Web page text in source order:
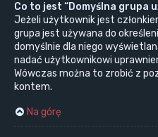
Co to jest “Domyślna grupa
Jeżeli użytkownik jest
grupa jest używana do
domyślnie dla niego
nadać użytkownikowi
Wówczas można to zrobić z
kontem.
Na górę